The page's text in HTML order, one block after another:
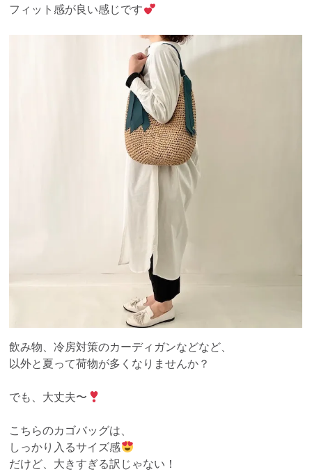
フィット感が良い感じです
飲み物、冷房対策のカーディガンなどなど、
以外と夏って荷物が多くなりませんか？
でも、大丈夫〜
こちらのカゴバッグは、
しっかり入るサイズ感
だけど、大きすぎる訳じゃない！